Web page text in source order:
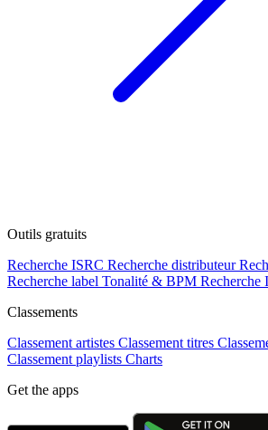
Outils gratuits
Recherche ISRC Recherche distributeur
Recherche label Tonalité & BPM Recherche
Classements
Classement artistes Classement titres
Classement playlists Charts
Get the apps